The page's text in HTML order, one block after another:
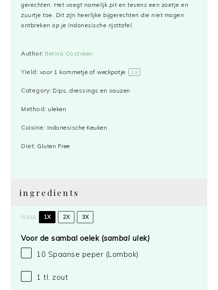
gerechten. Het voegt namelijk pit en tevens een zoetje en
zuurtje toe. Dit zijn heerlijke bijgerechten die niet mogen
ontbreken op je Indonesische rijsttafel.
Author: Betina Oostveen
Yield: voor 1 kommetje of weckpotje 1 x
Category: Dips, dressings en sauzen
Method: uleken
Cuisine: Indonesische Keuken
Diet: Gluten Free
ingredients
SCALE 1X 2X 3X
Voor de sambal oelek (sambal ulek)
10 Spaanse peper (Lombok)
1 tl. zout